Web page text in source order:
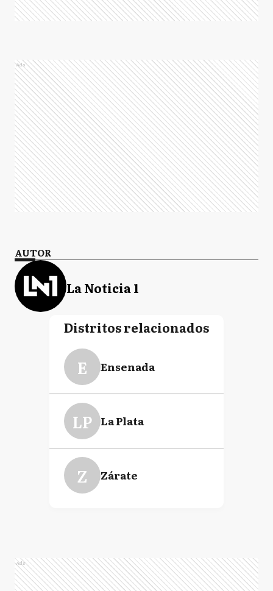
Ads
AUTOR
La Noticia 1
Distritos relacionados
E Ensenada
LP La Plata
Z Zárate
Ads